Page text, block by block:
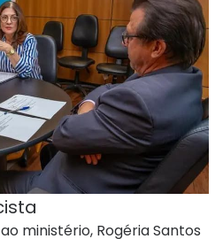
ministério, Rogéria Santos